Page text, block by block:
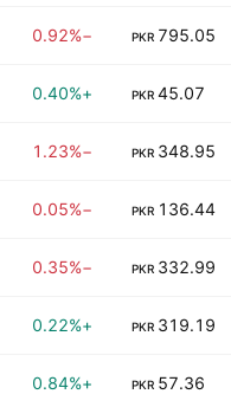
795.05
PKR
−0.92%
45.07
PKR
+0.40%
348.95
PKR
−1.23%
136.44
PKR
−0.05%
332.99
PKR
−0.35%
319.19
PKR
+0.22%
57.36
PKR
+0.84%